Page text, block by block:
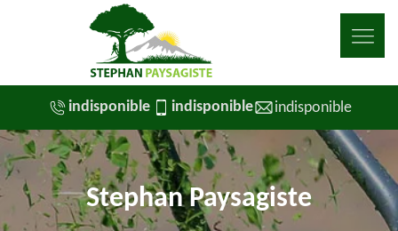
indisponible indisponible indisponible
Stephan Paysagiste